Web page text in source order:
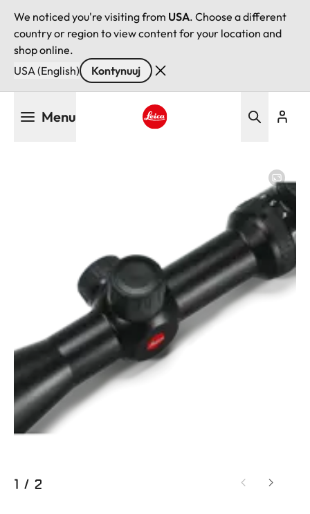
We noticed you're visiting from USA. Choose a different
country or region to view content for your location and
shop online.
USA (English)
Kontynuuj
Menu
1 / 2